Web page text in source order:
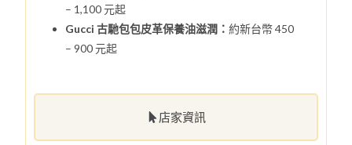
店家資訊
– 1,100 元起
Gucci 古馳包包皮革保養油滋潤：約新台幣 450
– 900 元起